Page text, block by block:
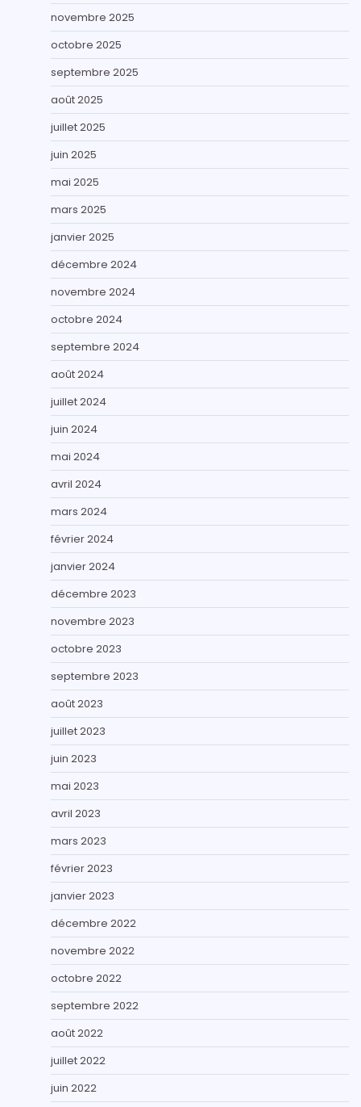
novembre 2025
octobre 2025
septembre 2025
août 2025
juillet 2025
juin 2025
mai 2025
mars 2025
janvier 2025
décembre 2024
novembre 2024
octobre 2024
septembre 2024
août 2024
juillet 2024
juin 2024
mai 2024
avril 2024
mars 2024
février 2024
janvier 2024
décembre 2023
novembre 2023
octobre 2023
septembre 2023
août 2023
juillet 2023
juin 2023
mai 2023
avril 2023
mars 2023
février 2023
janvier 2023
décembre 2022
novembre 2022
octobre 2022
septembre 2022
août 2022
juillet 2022
juin 2022